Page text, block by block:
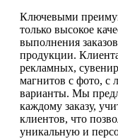
Ключевыми
только высокое
выполнения
продукции.
рекламных,
магнитов с фото, с
варианты. Мы
каждому заказу,
клиентов, что
уникальную и